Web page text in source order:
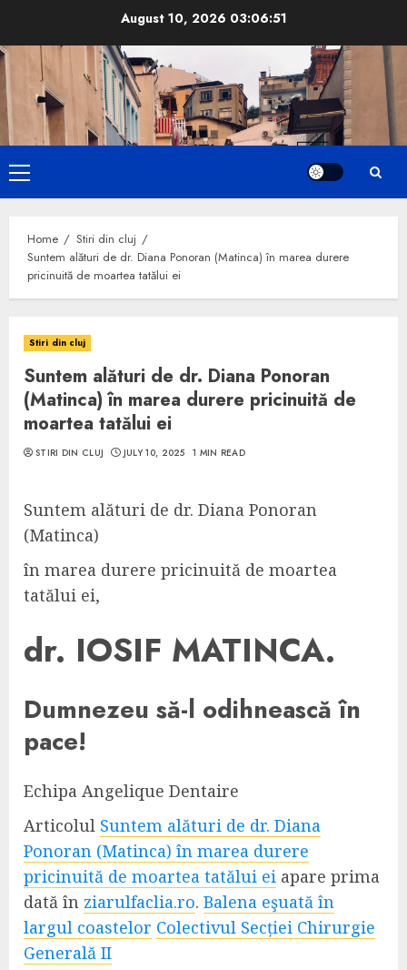
content
August 10, 2026 03:06:51
Primary
Menu
Home
Stiri din cluj
Suntem alături de dr. Diana Ponoran (Matinca) în marea durere
pricinuită de moartea tatălui ei
Stiri din cluj
Suntem alături de dr. Diana Ponoran
(Matinca) în marea durere pricinuită de
moartea tatălui ei
STIRI DIN CLUJ JULY 10, 2025 1 MIN READ
Suntem alături de dr. Diana Ponoran
(Matinca)
în marea durere pricinuită de moartea
tatălui ei,
dr. IOSIF MATINCA.
Dumnezeu să-l odihnească în
pace!
Echipa Angelique Dentaire
Articolul Suntem alături de dr. Diana
Ponoran (Matinca) în marea durere
pricinuită de moartea tatălui ei apare prima
dată în ziarulfaclia.ro. Balena eşuată în
largul coastelor Colectivul Secției Chirurgie
Generală II